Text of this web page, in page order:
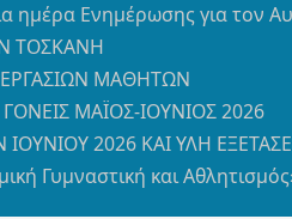
ημέρα Ενημέρωσης για τον
ΤΟΣΚΑΝΗ
ΜΑΘΗΤΩΝ
ΜΑΪΟΣ-ΙΟΥΝΙΟΣ 2026
2026 ΚΑΙ ΥΛΗ
Γυμναστική και